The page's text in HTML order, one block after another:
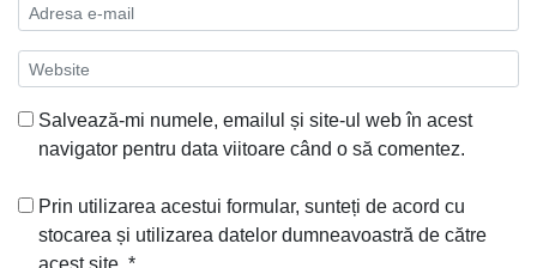
Salvează-mi numele, emailul și site-ul web în acest
navigator pentru data viitoare când o să comentez.
Prin utilizarea acestui formular, sunteți de acord cu
stocarea și utilizarea datelor dumneavoastră de către